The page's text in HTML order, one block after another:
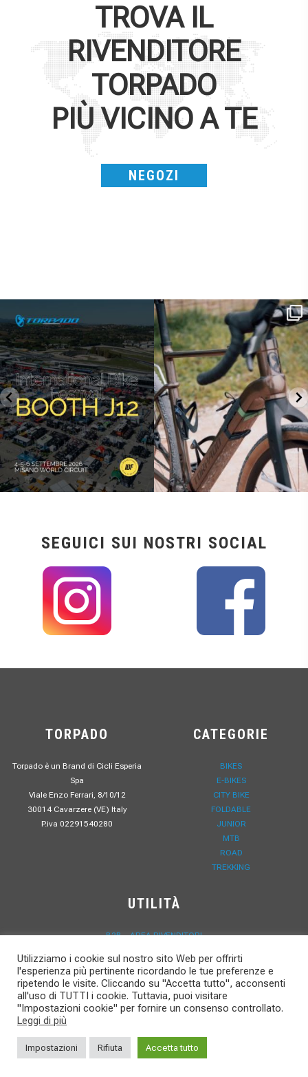
TROVA IL
RIVENDITORE
TORPADO
PIÙ VICINO A TE
NEGOZI
IBF sta per...
17 1
Kepler R è la gravel pensata per affrontare
lunghe...
27 0
SEGUICI SUI NOSTRI SOCIAL
TORPADO
Torpado è un Brand di Cicli Esperia
Spa
Viale Enzo Ferrari, 8/10/12
30014 Cavarzere (VE) Italy
P.iva 02291540280
CATEGORIE
BIKES
E-BIKES
CITY BIKE
FOLDABLE
JUNIOR
MTB
ROAD
TREKKING
UTILITÀ
B2B – AREA RIVENDITORI
RESPONSABILITÀ SOCIALE
LAVORA CON NOI
CONTATTI
FAQ – DOMANDE FREQUENTI
NEWS
REGISTRAZIONE GARANZIA
Utilizziamo i cookie sul nostro sito Web per offrirti
l'esperienza più pertinente ricordando le tue preferenze e
ripetendo le visite. Cliccando su "Accetta tutto", acconsenti
all'uso di TUTTI i cookie. Tuttavia, puoi visitare
"Impostazioni cookie" per fornire un consenso controllato.
Leggi di più
Impostazioni Rifiuta Accetta tutto